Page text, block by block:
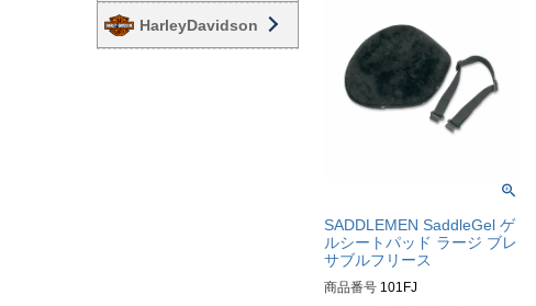
HarleyDavidson
SADDLEMEN SaddleGel ゲ
ルシートパッド ラージ ブレ
サブルフリース
商品番号 101FJ